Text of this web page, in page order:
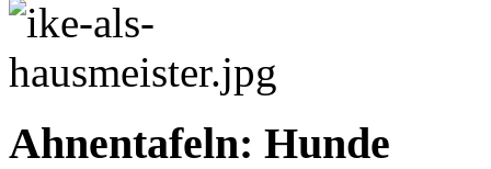
Ahnentafeln: Hunde